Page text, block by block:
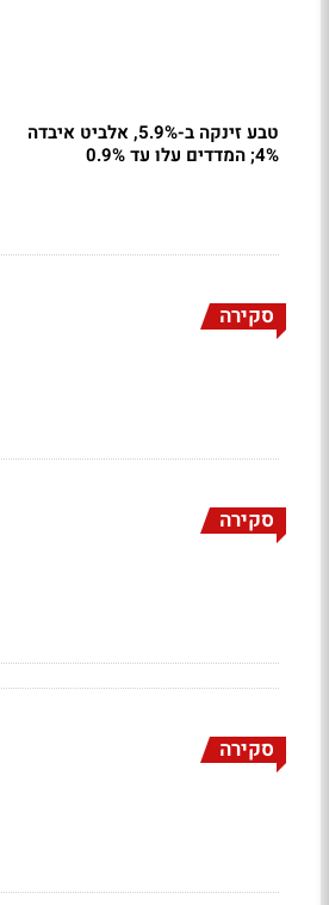
טבע זינקה ב-5.9%, אלביט איבדה
4%; המדדים עלו עד 0.9%
סקירה
סקירה
סקירה